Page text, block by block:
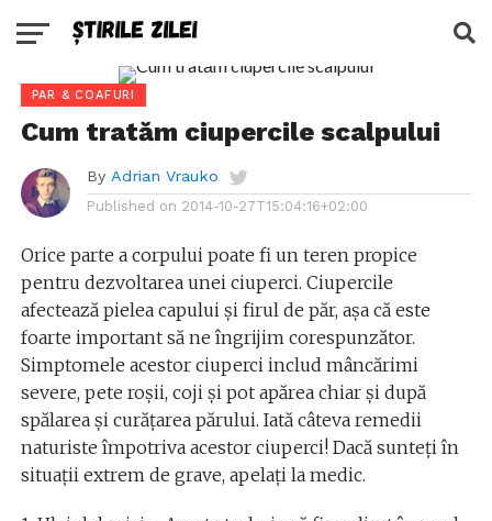
PAR & COAFURI
Cum tratăm ciupercile scalpului
By Adrian Vrauko
Published on 2014-10-27T15:04:16+02:00
Orice parte a corpului poate fi un teren propice
pentru dezvoltarea unei ciuperci. Ciupercile
afectează pielea capului și firul de păr, așa că este
foarte important să ne îngrijim corespunzător.
Simptomele acestor ciuperci includ mâncărimi
severe, pete roșii, coji și pot apărea chiar și după
spălarea și curățarea părului. Iată câteva remedii
naturiste împotriva acestor ciuperci! Dacă sunteți în
situații extrem de grave, apelați la medic.